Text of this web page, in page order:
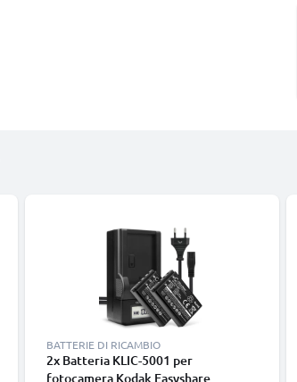
BATTERIE DI RICAMBIO
2x Batteria KLIC-5001 per
fotocamera Kodak Easyshare